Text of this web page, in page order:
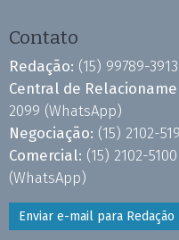
Contato
Redação: (15) 99789-3913
Central de
2099 (WhatsApp)
Negociação: (15) 2102-
Comercial: (15) 2102-
(WhatsApp)
Enviar e-mail para Redação